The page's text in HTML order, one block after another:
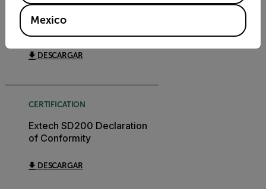
DATASHEET
Extech SD200 Datasheet
DESCARGAR
CERTIFICATION
Extech SD200 Declaration
of Conformity
DESCARGAR
Mexico